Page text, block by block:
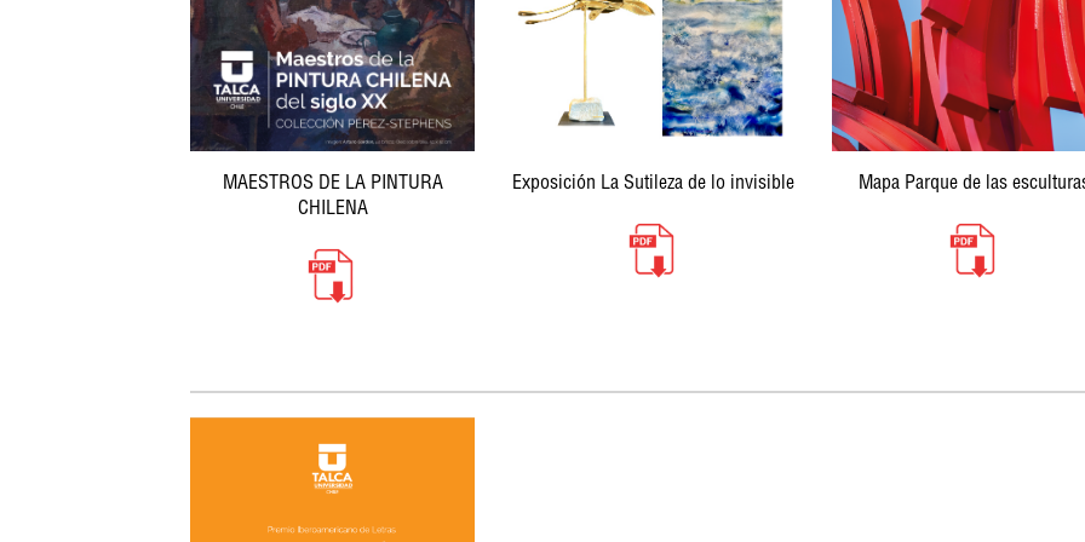
MAESTROS DE LA PINTURA
CHILENA
Exposición La Sutileza de lo invisible Mapa Parque de las